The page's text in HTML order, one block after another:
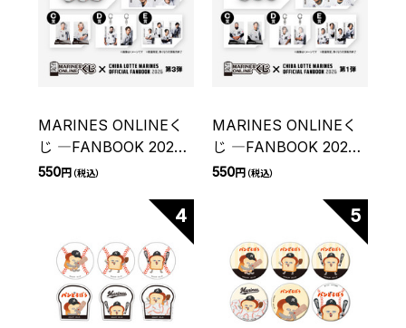
MARINES ONLINEく
じ ―FANBOOK 2026
第3弾― チケット
550円（税込）
MARINES ONLINEく
じ ―FANBOOK 2026
第1弾― チケット
550円（税込）
4 5